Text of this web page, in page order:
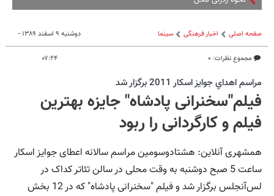
صفحه اصلی اخبار فرهنگی سینما
مجموع نظرات: ۰
دوشنبه ۹ اسفند ۱۳۸۹ -
۰۷:۲۴
مراسم اهداي جوايز اسكار 2011 برگزار شد
فیلم"سخنرانی پادشاه" جایزه بهترین
فیلم و کارگردانی را ربود
همشهری آنلاین: هشتادو‌سومین مراسم سالانه اعطای جوایز اسکار
ساعت 5 صبح دوشنبه به وقت محلی در سالن تئاتر کداک در
لس‌آنجلس برگزار شد و فیلم "سخنرانی پادشاه" که در 12 بخش